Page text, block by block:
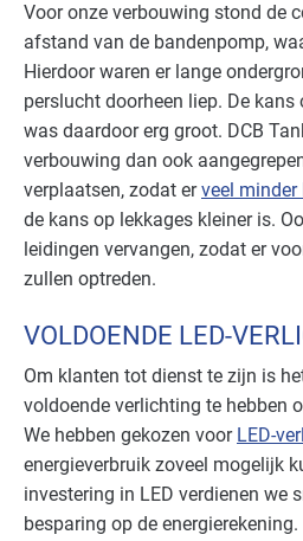
Voor onze verbouwing stond de
afstand van de bandenpomp,
Hierdoor waren er lange
perslucht doorheen liep. De
was daardoor erg groot. DCB
verbouwing dan ook
verplaatsen, zodat erveel
de kans op lekkages kleiner is.
leidingen vervangen, zodat er
zullen optreden.
VOLDOENDE LED-
Om klanten tot dienst te zijn is
voldoende verlichting te hebben
We hebben gekozen voor LED-
energieverbruik zoveel mogelijk
investering in LED verdienen we
besparing op de